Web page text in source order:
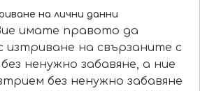
на лични данни
имате правото да
изтриване на свързаните с
ненужно забавяне, а ние
без ненужно забавяне